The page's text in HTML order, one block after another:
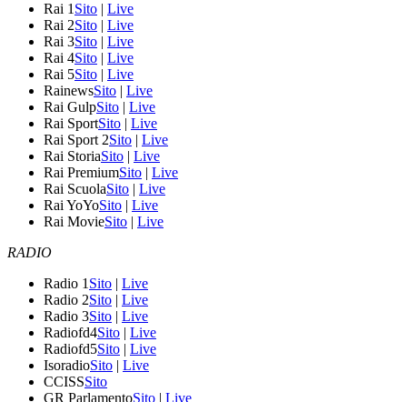
Rai 1 Sito | Live
Rai 2Sito | Live
Rai 3Sito | Live
Rai 4Sito | Live
Rai 5Sito | Live
RainewsSito | Live
Rai GulpSito | Live
Rai SportSito | Live
Rai Sport 2Sito | Live
Rai StoriaSito | Live
Rai PremiumSito | Live
Rai ScuolaSito | Live
Rai YoYoSito | Live
Rai MovieSito | Live
RADIO
Radio 1 Sito | Live
Radio 2Sito | Live
Radio 3Sito | Live
Radiofd4Sito | Live
Radiofd5Sito | Live
IsoradioSito | Live
CCISSSito
GR ParlamentoSito | Live